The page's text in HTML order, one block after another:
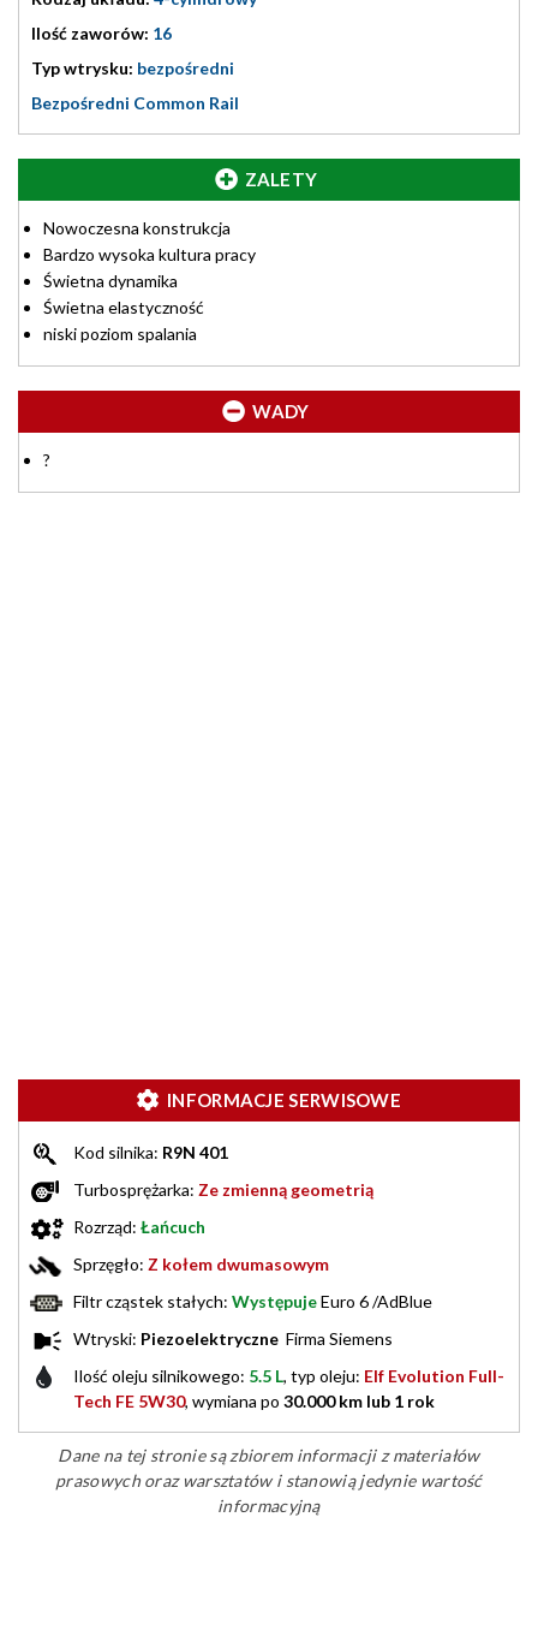
Ilość zaworów: 16
Typ wtrysku: bezpośredni
Bezpośredni Common Rail
ZALETY
Nowoczesna konstrukcja
Bardzo wysoka kultura pracy
Świetna dynamika
Świetna elastyczność
niski poziom spalania
WADY
?
INFORMACJE SERWISOWE
Kod silnika: R9N 401
Turbosprężarka: Ze zmienną geometrią
Rozrząd: Łańcuch
Sprzęgło: Z kołem dwumasowym
Filtr cząstek stałych: WystępujeEuro 6 /AdBlue
Wtryski: Piezoelektryczne Firma Siemens
Ilość oleju silnikowego: 5.5 L, typ oleju: Elf Evolution Full-
Tech FE 5W30, wymiana po 30.000 km lub 1 rok
Dane na tej stronie są zbiorem informacji z materiałów
prasowych oraz warsztatów i stanowią jedynie wartość
informacyjną